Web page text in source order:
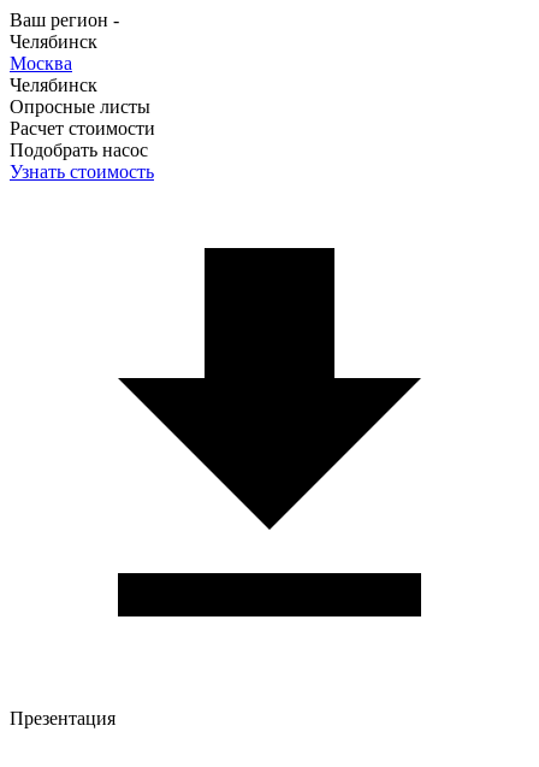
Ваш регион -
Челябинск
Москва
Челябинск
Опросные листы
Расчет стоимости
Подобрать насос
Узнать стоимость
Презентация